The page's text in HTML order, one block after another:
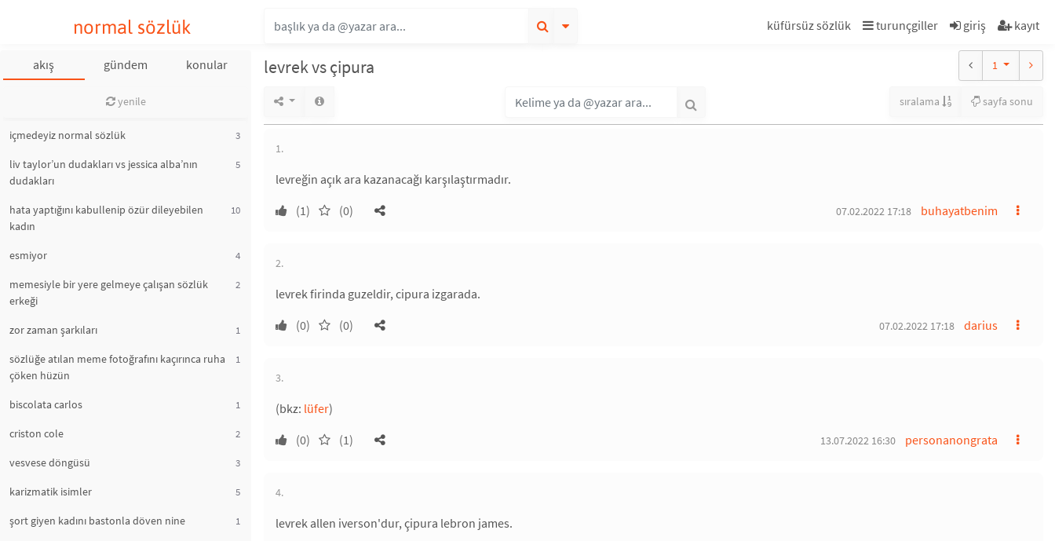
normal sözlük küfürsüz sözlük turunçgiller giriş kayıt
akış gündem konular
yenile
içmedeyiz normal sözlük 3
liv taylor’un dudakları vs jessica alba’nın
dudakları
5
hata yaptığını kabullenip özür dileyebilen
kadın
10
esmiyor 4
memesiyle bir yere gelmeye çalışan sözlük
erkeği
2
zor zaman şarkıları 1
sözlüğe atılan meme fotoğrafını kaçırınca ruha
çöken hüzün
1
biscolata carlos 1
criston cole 2
vesvese döngüsü 3
karizmatik isimler 5
şort giyen kadını bastonla döven nine 1
levrek vs çipura 1
sıralama sayfa sonu
1.
levreğin açık ara kazanacağı karşılaştırmadır.
(1)
(0) buhayatbenim
07.02.2022 17:18
2.
levrek firinda guzeldir, cipura izgarada.
(0)
(0) darius
07.02.2022 17:18
3.
(bkz: lüfer)
(0)
(1) personanongrata
13.07.2022 16:30
4.
levrek allen iverson'dur, çipura lebron james.